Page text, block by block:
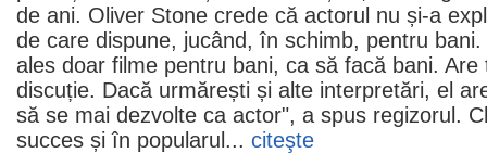
de ani. Oliver Stone crede că actorul nu și-a
de care dispune, jucând, în schimb, pentru
ales doar filme pentru bani, ca să facă bani.
discuție. Dacă urmărești și alte interpretări, el
să se mai dezvolte ca actor", a spus regizorul.
succes și în popularul... citeşte